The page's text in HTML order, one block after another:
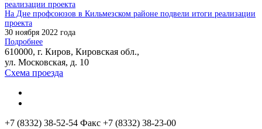
На Дне профсоюзов в Кильмезском районе подвели итоги реализации
проекта
30 ноября 2022 года
Подробнее
610000, г. Киров, Кировская обл.,
ул. Московская, д. 10
Схема проезда
+7 (8332) 38-52-54 Факс +7 (8332) 38-23-00